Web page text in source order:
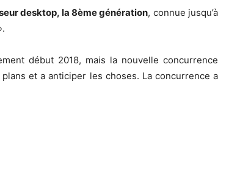
desktop, la 8ème génération, connue jusqu’à
début 2018, mais la nouvelle concurrence
et a anticiper les choses. La concurrence a